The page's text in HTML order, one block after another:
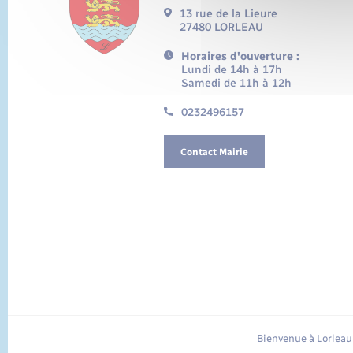
13 rue de la Lieure
27480 LORLEAU
Horaires d'ouverture :
Lundi de 14h à 17h
Samedi de 11h à 12h
0232496157
Contact Mairie
Bienvenue à Lorleau